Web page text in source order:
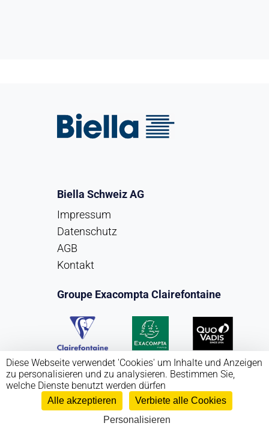
Biella Schweiz AG
Impressum
Datenschutz
AGB
Kontakt
Groupe Exacompta Clairefontaine
Copyright Biella Schweiz AG 2026
Diese Webseite verwendet 'Cookies' um Inhalte und Anzeigen
zu personalisieren und zu analysieren. Bestimmen Sie,
welche Dienste benutzt werden dürfen
Alle akzeptieren
Verbiete alle Cookies
Personalisieren